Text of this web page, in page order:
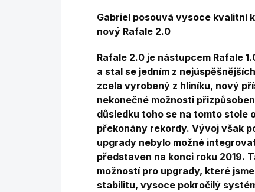
Gabriel posouvá vysoce kvalitní
nový Rafale 2.0
Rafale 2.0 je nástupcem Rafale
a stal se jedním z
zcela vyrobený z hliníku, nový
nekonečné možnosti
důsledku toho se na tomto stole
překonány rekordy. Vývoj však
upgrady nebylo možné
představen na konci roku 2019.
možností pro upgrady, které
stabilitu, vysoce pokročilý